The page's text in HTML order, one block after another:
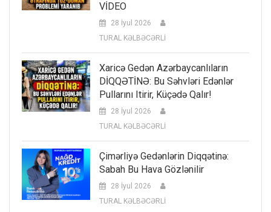
VİDEO
28 İyul 2026
TURAL KƏLBƏCƏRLİ
Xaricə Gedən Azərbaycanlıların
DİQQƏTİNƏ: Bu Səhvləri Edənlər
Pullarını Itirir, Küçədə Qalır!
28 İyul 2026
TURAL KƏLBƏCƏRLİ
Çimərliyə Gedənlərin Diqqətinə:
Sabah Bu Hava Gözlənilir
28 İyul 2026
TURAL KƏLBƏCƏRLİ